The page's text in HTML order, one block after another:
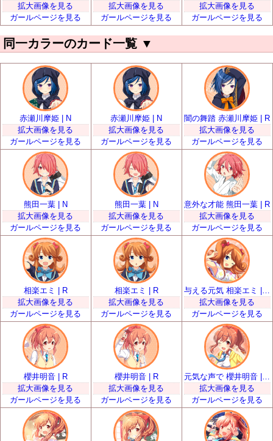
拡大画像を見る
ガールページを見る
拡大画像を見る
ガールページを見る
拡大画像を見る
ガールページを見る
同一カラーのカード一覧 ▼
赤瀬川摩姫 | N
拡大画像を見る
ガールページを見る
赤瀬川摩姫 | N
拡大画像を見る
ガールページを見る
闇の舞踏 赤瀬川摩姫 | R
拡大画像を見る
ガールページを見る
熊田一葉 | N
拡大画像を見る
ガールページを見る
熊田一葉 | N
拡大画像を見る
ガールページを見る
意外な才能 熊田一葉 | R
拡大画像を見る
ガールページを見る
相楽エミ | R
拡大画像を見る
ガールページを見る
相楽エミ | R
拡大画像を見る
ガールページを見る
拡大画像を見る
ガールページを見る
櫻井明音 | R
拡大画像を見る
ガールページを見る
櫻井明音 | R
拡大画像を見る
ガールページを見る
拡大画像を見る
ガールページを見る